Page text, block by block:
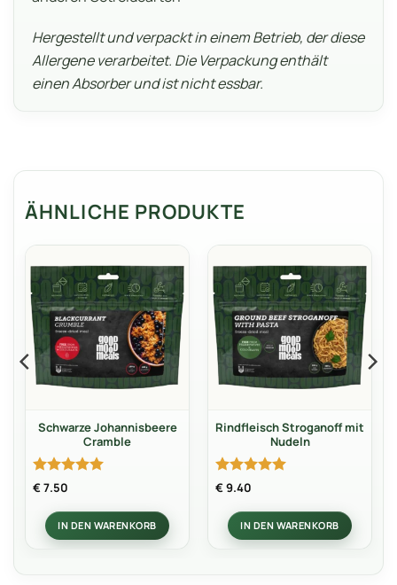
Hergestellt und verpackt in einem Betrieb, der diese
Allergene verarbeitet. Die Verpackung enthält
einen Absorber und ist nicht essbar.
ÄHNLICHE PRODUKTE
Schwarze Johannisbeere
Cramble
Bewertet
€7.50
IN DEN WARENKORB
Rindfleisch Stroganoff mit
Nudeln
Bewertet
€9.40
IN DEN WARENKORB